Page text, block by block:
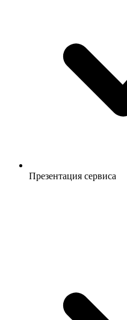
Презентация сервиса